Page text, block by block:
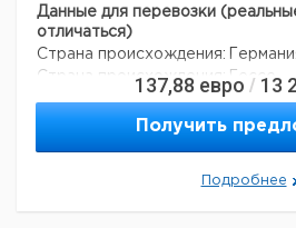
Данные для перевозки
отличаться)
Страна происхождения:
Страна происхождения:
Гессе
137,88 евро / 13
Получить
Подробнее